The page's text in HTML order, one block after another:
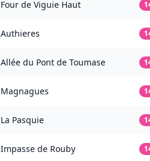
Four de Viguie Haut
Authieres
Allée du Pont de Toumase
Magnagues
La Pasquie
Impasse de Rouby